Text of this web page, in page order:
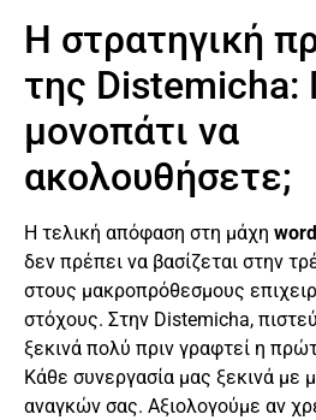
Η στρατηγική
της Distemicha:
μονοπάτι να
ακολουθήσετε;
Η τελική απόφαση στη μάχη
δεν πρέπει να βασίζεται στην
στους μακροπρόθεσμους
στόχους. Στην Distemicha,
ξεκινά πολύ πριν γραφτεί η
Κάθε συνεργασία μας ξεκινά με
αναγκών σας. Αξιολογούμε αν